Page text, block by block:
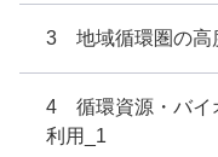
3 地域循環圏の高
4 循環資源・バイ
利用_1